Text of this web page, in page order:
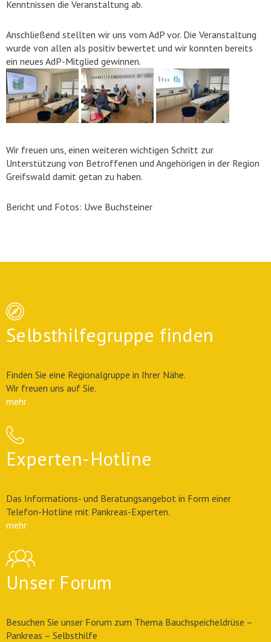
Kenntnissen die Veranstaltung ab.
Anschließend stellten wir uns vom AdP vor. Die Veranstaltung
wurde von allen als positiv bewertet und wir konnten bereits
ein neues AdP-Mitglied gewinnen.
Wir freuen uns, einen weiteren wichtigen Schritt zur
Unterstützung von Betroffenen und Angehörigen in der Region
Greifswald damit getan zu haben.
Bericht und Fotos: Uwe Buchsteiner
Selbsthilfegruppe finden
Finden Sie eine Regionalgruppe in Ihrer Nähe.
Wir freuen uns auf Sie.
mehr
Experten-Hotline
Das Informations- und Beratungsangebot in Form einer
Telefon-Hotline mit Pankreas-Experten.
mehr
Unser Forum
Besuchen Sie unser Forum zum Thema Bauchspeicheldrüse –
Pankreas – Selbsthilfe